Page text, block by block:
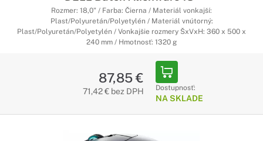
Rozmer: 18,0" / Farba: Čierna / Materiál vonkajší:
Plast/Polyuretán/Polyetylén / Materiál vnútorný:
Plast/Polyuretán/Polyetylén / Vonkajšie rozmery ŠxVxH: 360 x 500 x
240 mm / Hmotnosť: 1320 g
87,85 €
71,42 € bez DPH Dostupnosť:
NA SKLADE